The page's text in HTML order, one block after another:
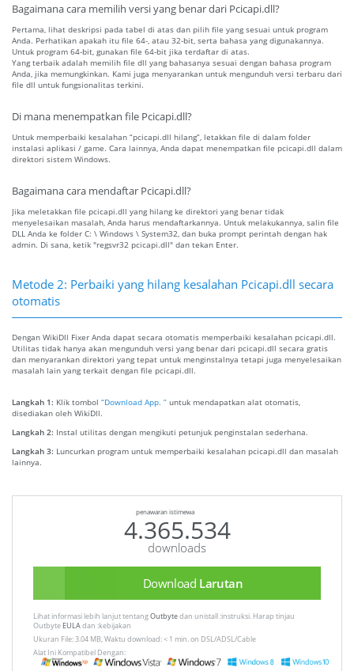
Bagaimana cara memilih versi yang benar dari Pcicapi.dll?
Pertama, lihat deskripsi pada tabel di atas dan pilih file yang sesuai untuk program
Anda. Perhatikan apakah itu file 64-, atau 32-bit, serta bahasa yang digunakannya.
Untuk program 64-bit, gunakan file 64-bit jika terdaftar di atas.
Yang terbaik adalah memilih file dll yang bahasanya sesuai dengan bahasa program
Anda, jika memungkinkan. Kami juga menyarankan untuk mengunduh versi terbaru dari
file dll untuk fungsionalitas terkini.
Di mana menempatkan file Pcicapi.dll?
Untuk memperbaiki kesalahan “pcicapi.dll hilang”, letakkan file di dalam folder
instalasi aplikasi / game. Cara lainnya, Anda dapat menempatkan file pcicapi.dll dalam
direktori sistem Windows.
Bagaimana cara mendaftar Pcicapi.dll?
Jika meletakkan file pcicapi.dll yang hilang ke direktori yang benar tidak
menyelesaikan masalah, Anda harus mendaftarkannya. Untuk melakukannya, salin file
DLL Anda ke folder C: \ Windows \ System32, dan buka prompt perintah dengan hak
admin. Di sana, ketik "regsvr32 pcicapi.dll" dan tekan Enter.
Metode 2: Perbaiki yang hilang kesalahan Pcicapi.dll secara
otomatis
Dengan WikiDll Fixer Anda dapat secara otomatis memperbaiki kesalahan pcicapi.dll.
Utilitas tidak hanya akan mengunduh versi yang benar dari pcicapi.dll secara gratis
dan menyarankan direktori yang tepat untuk menginstalnya tetapi juga menyelesaikan
masalah lain yang terkait dengan file pcicapi.dll.
Langkah 1: Klik tombol “Download App. ” untuk mendapatkan alat otomatis,
disediakan oleh WikiDll.
Langkah 2: Instal utilitas dengan mengikuti petunjuk penginstalan sederhana.
Langkah 3: Luncurkan program untuk memperbaiki kesalahan pcicapi.dll dan masalah
lainnya.
penawaran istimewa
4.365.534
downloads
Download Larutan
Lihat informasi lebih lanjut tentangOutbytedan unistall :instruksi. Harap tinjau
Outbyte EULAdan :kebijakan
Ukuran File: 3.04 MB, Waktu download: < 1 min. on DSL/ADSL/Cable
Alat Ini Kompatibel Dengan: